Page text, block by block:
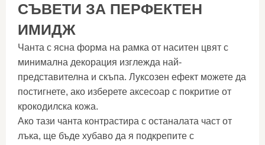
СЪВЕТИ ЗА ПЕРФЕКТЕН
ИМИДЖ
Чанта с ясна форма на рамка от наситен цвят с
минимална декорация изглежда най-
представителна и скъпа. Луксозен ефект можете да
постигнете, ако изберете аксесоар с покритие от
крокодилска кожа.
Ако тази чанта контрастира с останалата част от
лъка, ще бъде хубаво да я подкрепите с